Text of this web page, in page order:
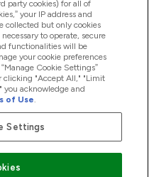
party cookies) for all of
your IP address and
collected but only cookies
to operate, secure
functionalities will be
your cookie preferences
Cookie Settings”
clicking "Accept All," "Limit
you acknowledge and
of Use.
Settings